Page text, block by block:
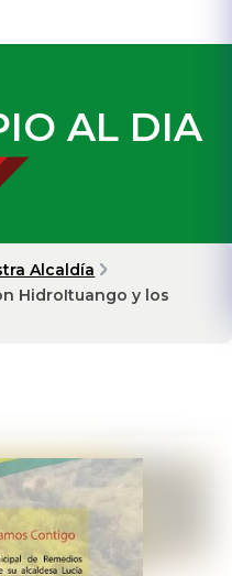
AL DIA
Alcaldía
HidroItuango y los